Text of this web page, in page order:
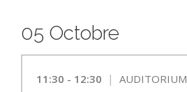
05 Octobre
11:30 - 12:30 | AUDITORIUM